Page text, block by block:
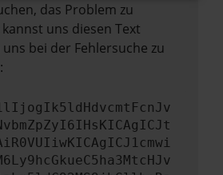
das Problem zu
uns diesen Text
bei der Fehlersuche zu